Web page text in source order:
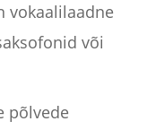
vokaalilaadne
või
põlvede